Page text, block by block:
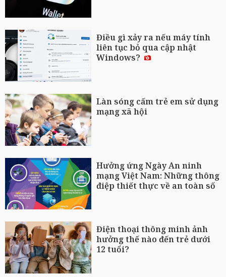
Điều gì xảy ra nếu máy tính
liên tục bỏ qua cập nhật
Windows?
Làn sóng cấm trẻ em sử dụng
mạng xã hội
Hưởng ứng Ngày An ninh
mạng Việt Nam: Những thông
điệp thiết thực về an toàn số
Điện thoại thông minh ảnh
hưởng thế nào đến trẻ dưới
12 tuổi?